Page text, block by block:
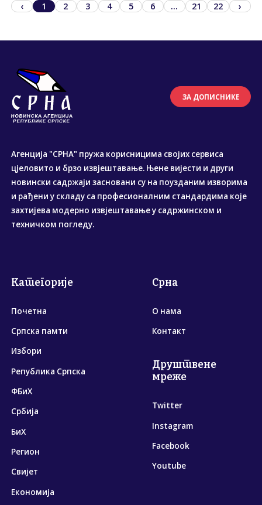
‹ 1 2 3 4 5 6 ... 21 22 ›
ЗА ДОПИСНИКЕ
Агенција "СРНА" пружа корисницима својих сервиса
цјеловито и брзо извјештавање. Њене вијести и други
новински садржаји засновани су на поузданим изворима
и рађени у складу са професионалним стандардима које
захтијева модерно извјештавање у садржинском и
техничком погледу.
Категорије
Почетна
Српска памти
Избори
Република Српска
ФБиХ
Србија
БиХ
Регион
Свијет
Економија
Срна
О нама
Контакт
Друштвене
мреже
Twitter
Instagram
Facebook
Youtube